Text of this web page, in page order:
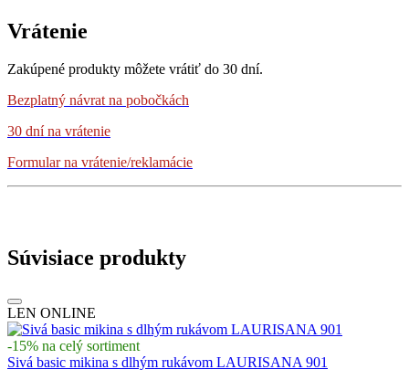
Vrátenie
Zakúpené produkty môžete vrátiť do 30 dní.
Bezplatný návratna pobočkách
30 dní na vrátenie
Formular na vrátenie/reklamácie
Súvisiace produkty
LEN ONLINE
-15% na celý sortiment
Sivá basic mikina s dlhým rukávom LAURISANA 901